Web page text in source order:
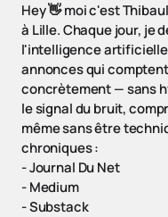
Hey 👋 moi c'est
à Lille. Chaque jour, je
l'intelligence
annonces qui
concrètement — sans
le signal du bruit,
même sans être
chroniques :
-Journal Du Net
-Medium
-Substack